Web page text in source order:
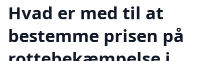
Hvad er med til at
bestemme prisen på